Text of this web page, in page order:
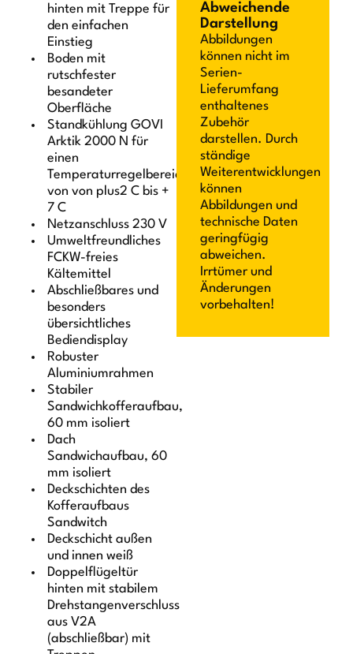
hinten mit Treppe für
den einfachen
Einstieg
Boden mit
rutschfester
besandeter
Oberfläche
Standkühlung GOVI
Arktik 2000 N für
einen
Temperaturregelbereich
von von plus2 C bis +
7 C
Netzanschluss 230 V
Umweltfreundliches
FCKW-freies
Kältemittel
Abschließbares und
besonders
übersichtliches
Bediendisplay
Robuster
Aluminiumrahmen
Stabiler
Sandwichkofferaufbau,
60 mm isoliert
Dach
Sandwichaufbau, 60
mm isoliert
Deckschichten des
Kofferaufbaus
Sandwitch
Deckschicht außen
und innen weiß
Doppelflügeltür
hinten mit stabilem
Drehstangenverschluss
aus V2A
(abschließbar) mit
Abweichende
Darstellung
Abbildungen
können nicht im
Serien-
Lieferumfang
enthaltenes
Zubehör
darstellen. Durch
ständige
Weiterentwicklungen
können
Abbildungen und
technische Daten
geringfügig
abweichen.
Irrtümer und
Änderungen
vorbehalten!